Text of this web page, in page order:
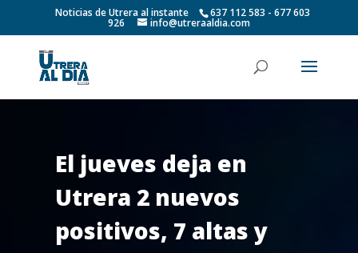
Noticias de Utrera al instante 637 112 583 - 677 603
926 info@utreraaldia.com
El jueves deja en
Utrera 2 nuevos
positivos, 7 altas y